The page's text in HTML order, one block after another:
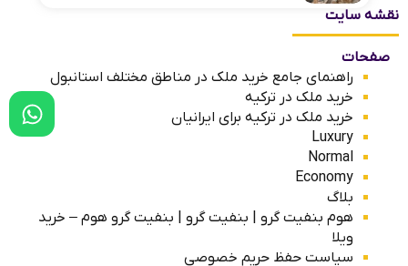
نقشه سایت
صفحات
راهنمای جامع خرید ملک در مناطق مختلف استانبول
خرید ملک در ترکیه
خرید ملک در ترکیه برای ایرانیان
Luxury
Normal
Economy
بلاگ
هوم بنفیت گرو | بنفیت گرو | بنفیت گرو هوم – خرید
ویلا
سیاست حفظ حریم خصوصی